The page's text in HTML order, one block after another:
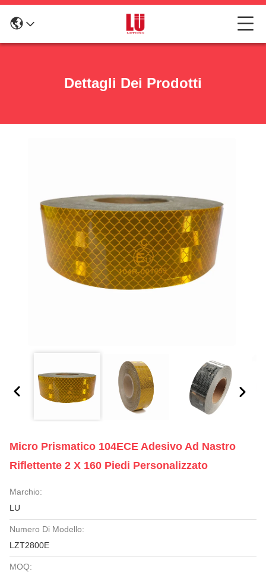
Dettagli Dei Prodotti
Micro Prismatico 104ECE Adesivo Ad Nastro
Riflettente 2 X 160 Piedi Personalizzato
Marchio:
LU
Numero Di Modello:
LZT2800E
MOQ: